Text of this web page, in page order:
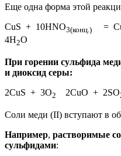
Еще одна форма этой
CuS + 10HNO3(конц.) =
4H2O
При горении сульфида
и диоксид серы:
2CuS + 3O2 2CuO + 2SO
Соли меди (II) вступают в
Например, растворимые
сульфидами: